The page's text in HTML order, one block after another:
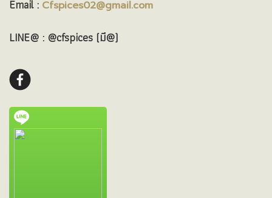
Email : Cfspices02@gmail.com
LINE@ : @cfspices (มี@)